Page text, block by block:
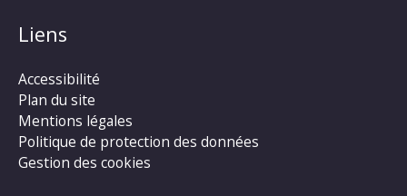
Liens
Accessibilité
Plan du site
Mentions légales
Politique de protection des données
Gestion des cookies